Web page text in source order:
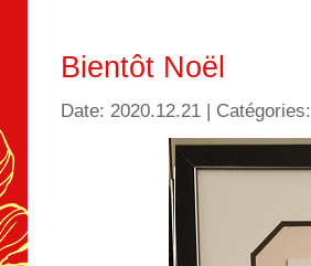
Bientôt Noël
Date: 2020.12.21 | Catégories: